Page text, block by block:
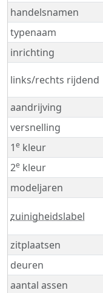
handelsnamen
typenaam
inrichting
links/rechts rijdend
aandrijving
versnelling
1e kleur
2e kleur
modeljaren
zuinigheidslabel
zitplaatsen
deuren
aantal assen